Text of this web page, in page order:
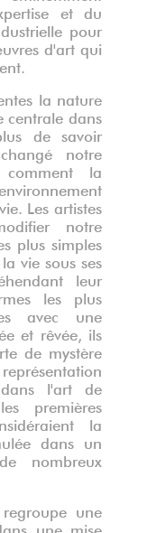
et du
pour
d'art qui
la nature
centrale dans
de savoir
notre
la
Les artistes
notre
plus simples
vie sous ses
leur
les plus
avec une
et rêvée, ils
de mystère
l'art de
premières
la
dans un
nombreux
une
une mise